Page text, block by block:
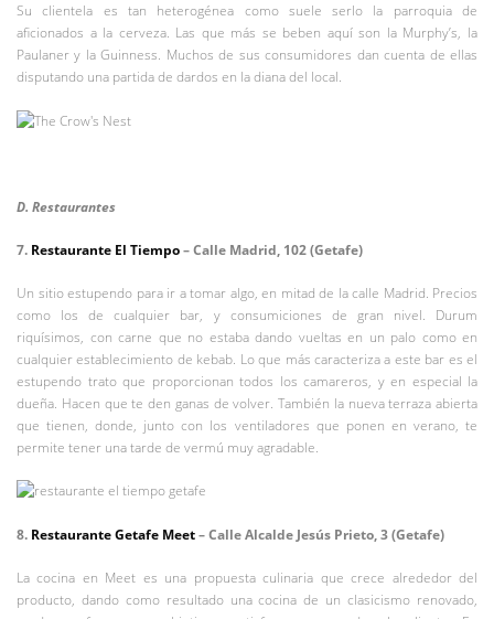
Su clientela es tan heterogénea como suele serlo la parroquia de
aficionados a la cerveza. Las que más se beben aquí son la Murphy’s, la
Paulaner y la Guinness. Muchos de sus consumidores dan cuenta de ellas
disputando una partida de dardos en la diana del local.
D. Restaurantes
7. Restaurante El Tiempo– Calle Madrid, 102 (Getafe)
Un sitio estupendo para ir a tomar algo, en mitad de la calle Madrid. Precios
como los de cualquier bar, y consumiciones de gran nivel. Durum
riquísimos, con carne que no estaba dando vueltas en un palo como en
cualquier establecimiento de kebab. Lo que más caracteriza a este bar es el
estupendo trato que proporcionan todos los camareros, y en especial la
dueña. Hacen que te den ganas de volver. También la nueva terraza abierta
que tienen, donde, junto con los ventiladores que ponen en verano, te
permite tener una tarde de vermú muy agradable.
8. Restaurante Getafe Meet– Calle Alcalde Jesús Prieto, 3 (Getafe)
La cocina en Meet es una propuesta culinaria que crece alrededor del
producto, dando como resultado una cocina de un clasicismo renovado,